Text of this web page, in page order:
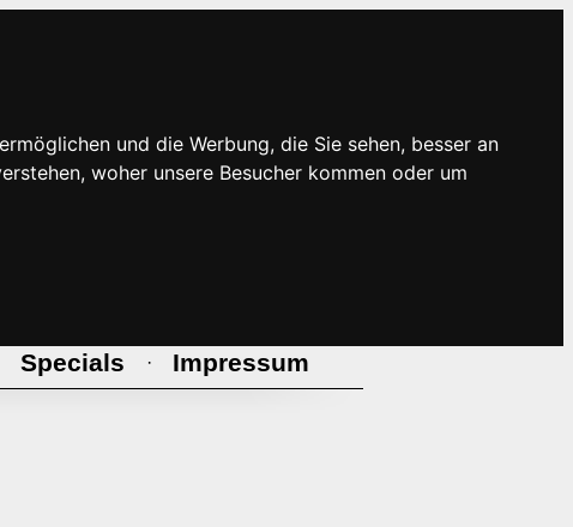
und die Werbung, die Sie sehen, besser an
woher unsere Besucher kommen oder um
Specials · Impressum